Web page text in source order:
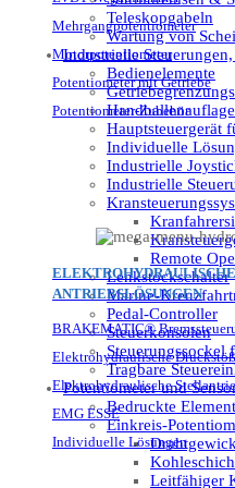
Teleskopgabeln
Wartung von
Industrielle
Bedienelemente
Hauptsteuergerät
Individuelle
Industrielle
Industrielle
Remote
Lenkstockschalter
Marine-
Pedal-Controller
Steuerkonsolen
Steuerungssockel
Tragbare
Potentiometer und
Bedruckte
Einkreis-
Leitfähiger
Mehrgangpotentiometer
Motorpotentiometer
Potentiometer mit Getriebe
Potentiometer-Zubehör
ELEKTROHYDRAULISCHE
ANTRIEBSLÖSUNGEN
BRAKEMATIC®
Elektrohydraulische
Elektrohydraulische
EMG ESSE
Individuelle Lösungen